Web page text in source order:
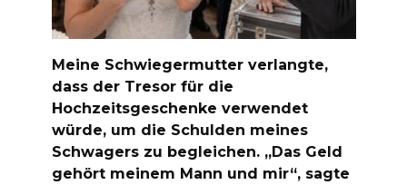
Meine Schwiegermutter verlangte,
dass der Tresor für die
Hochzeitsgeschenke verwendet
würde, um die Schulden meines
Schwagers zu begleichen. „Das Geld
gehört meinem Mann und mir“, sagte